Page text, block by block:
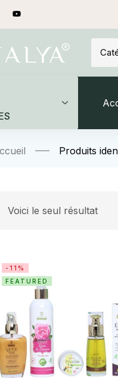
Produits
Voici le seul résultat
-11%
FEATURED